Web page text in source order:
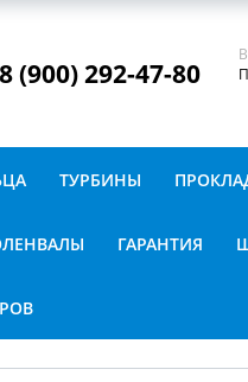
8 (900) 292-47-80
ТУРБИНЫ
ГАРАНТИЯ